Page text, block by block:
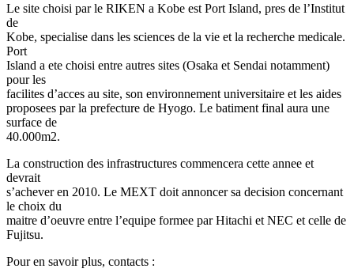
Le site choisi par le RIKEN a Kobe est Port Island, pres de l’Institut
de
Kobe, specialise dans les sciences de la vie et la recherche medicale.
Port
Island a ete choisi entre autres sites (Osaka et Sendai notamment)
pour les
facilites d’acces au site, son environnement universitaire et les aides
proposees par la prefecture de Hyogo. Le batiment final aura une
surface de
40.000m2.
La construction des infrastructures commencera cette annee et
devrait
s’achever en 2010. Le MEXT doit annoncer sa decision concernant
le choix du
maitre d’oeuvre entre l’equipe formee par Hitachi et NEC et celle de
Fujitsu.
Pour en savoir plus, contacts :